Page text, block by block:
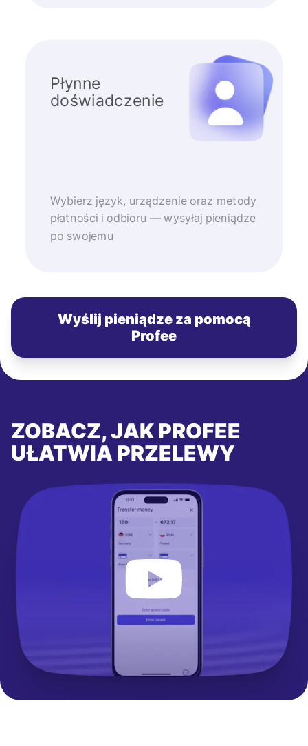
Płynne
doświadczenie
Wybierz język, urządzenie oraz metody
płatności i odbioru — wysyłaj pieniądze
po swojemu
Wyślij pieniądze za pomocą
Profee
ZOBACZ, JAK PROFEE
UŁATWIA PRZELEWY